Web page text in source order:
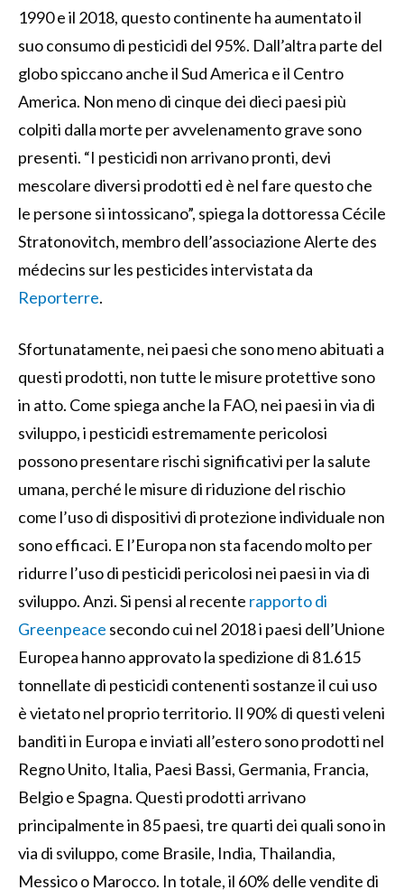
1990 e il 2018, questo continente ha aumentato il
suo consumo di pesticidi del 95%. Dall’altra parte del
globo spiccano anche il Sud America e il Centro
America. Non meno di cinque dei dieci paesi più
colpiti dalla morte per avvelenamento grave sono
presenti. “I pesticidi non arrivano pronti, devi
mescolare diversi prodotti ed è nel fare questo che
le persone si intossicano”, spiega la dottoressa Cécile
Stratonovitch, membro dell’associazione Alerte des
médecins sur les pesticides intervistata da
Reporterre.
Sfortunatamente, nei paesi che sono meno abituati a
questi prodotti, non tutte le misure protettive sono
in atto. Come spiega anche la FAO, nei paesi in via di
sviluppo, i pesticidi estremamente pericolosi
possono presentare rischi significativi per la salute
umana, perché le misure di riduzione del rischio
come l’uso di dispositivi di protezione individuale non
sono efficaci. E l’Europa non sta facendo molto per
ridurre l’uso di pesticidi pericolosi nei paesi in via di
sviluppo. Anzi. Si pensi al recente rapporto di
Greenpeace secondo cui nel 2018 i paesi dell’Unione
Europea hanno approvato la spedizione di 81.615
tonnellate di pesticidi contenenti sostanze il cui uso
è vietato nel proprio territorio. Il 90% di questi veleni
banditi in Europa e inviati all’estero sono prodotti nel
Regno Unito, Italia, Paesi Bassi, Germania, Francia,
Belgio e Spagna. Questi prodotti arrivano
principalmente in 85 paesi, tre quarti dei quali sono in
via di sviluppo, come Brasile, India, Thailandia,
Messico o Marocco. In totale, il 60% delle vendite di